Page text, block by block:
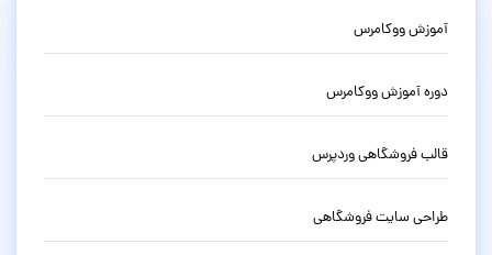
آموزش ووکامرس
دوره آموزش ووکامرس
قالب فروشگاهی وردپرس
طراحی سایت فروشگاهی